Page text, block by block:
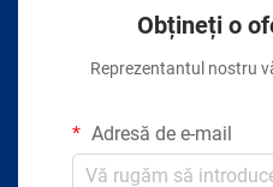
Obțineți o
Reprezentantul nostru
Adresă de e-mail